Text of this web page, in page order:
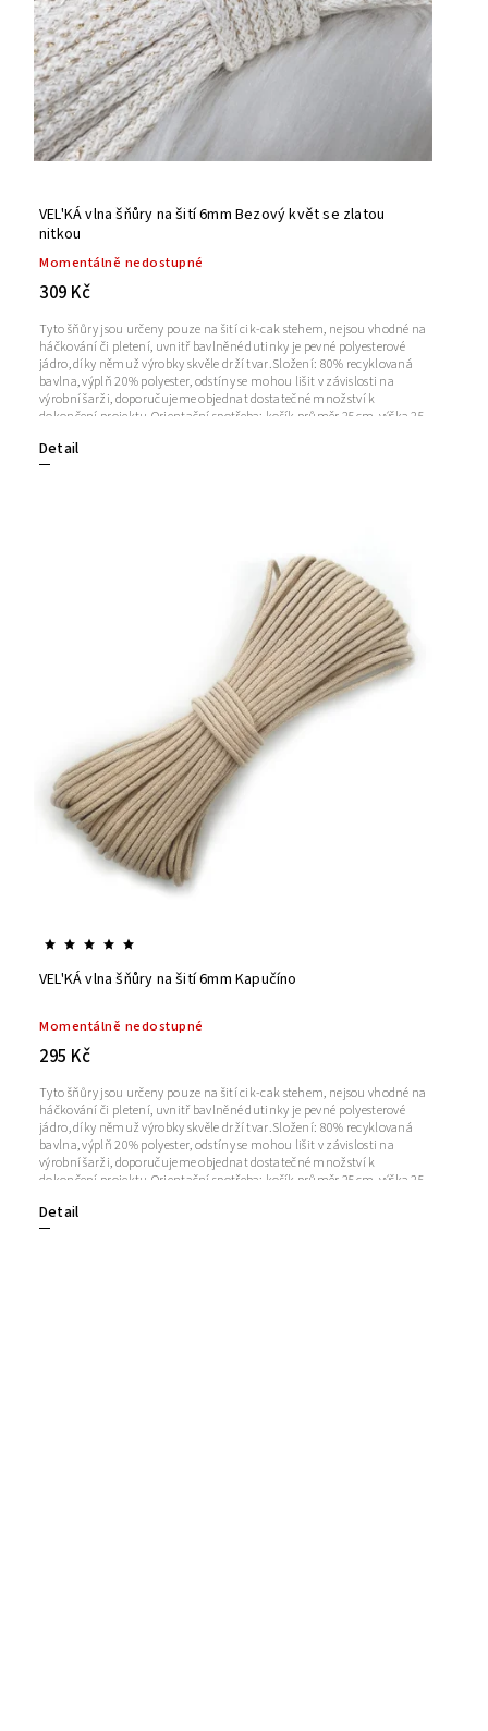
VEL'KÁ vlna šňůry na šití 6mm Bezový květ se zlatou
nitkou
Momentálně nedostupné
309 Kč
Detail
Tyto šňůry jsou určeny pouze na šití cik-cak stehem, nejsou vhodné na
háčkování či pletení, uvnitř bavlněné dutinky je pevné polyesterové
jádro, díky němuž výrobky skvěle drží tvar.Složení: 80% recyklovaná
bavlna, výplň 20% polyester, odstíny se mohou lišit v závislosti na
výrobní šarži, doporučujeme objednat dostatečné množství k
dokončení projektu.Orientační spotřeba: košík průměr 25cm, výška 25
m +/- 5%Síla příze: 6 mm
VEL'KÁ vlna šňůry na šití 6mm Kapučíno
Momentálně nedostupné
295 Kč
Detail
Tyto šňůry jsou určeny pouze na šití cik-cak stehem, nejsou vhodné na
háčkování či pletení, uvnitř bavlněné dutinky je pevné polyesterové
jádro, díky němuž výrobky skvěle drží tvar.Složení: 80% recyklovaná
bavlna, výplň 20% polyester, odstíny se mohou lišit v závislosti na
výrobní šarži, doporučujeme objednat dostatečné množství k
dokončení projektu.Orientační spotřeba: košík průměr 25cm, výška 25
m +/- 5%Síla příze: 6 mm